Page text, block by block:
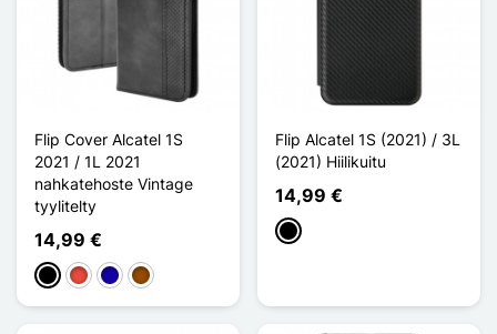
Flip Cover Alcatel 1S
2021 / 1L 2021
nahkatehoste Vintage
tyylitelty
14,99 €
MustaPunainenBleu Foncé
Ruskea
Flip Alcatel 1S (2021) / 3L
(2021) Hiilikuitu
14,99 €
Musta